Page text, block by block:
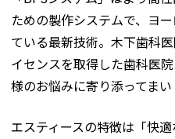
ための製作システムで、ヨ
ている最新技術。木下歯科
イセンスを取得した歯科医
様のお悩みに寄り添ってまい
エスティースの特徴は「快